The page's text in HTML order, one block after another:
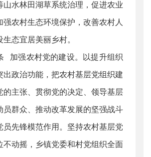
山水林田湖草系统治理，促进农业
强农村生态环境保护，改善农村人
生态宜居美丽乡村。
加强农村党的建设。以提升组织
出政治功能，把农村基层党组织建
的主张、贯彻党的决定、领导基层
员群众、推动改革发展的坚强战斗
员先锋模范作用。坚持农村基层党
不动摇，乡镇党委和村党组织全面